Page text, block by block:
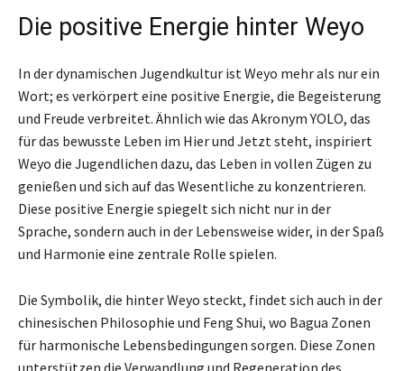
Die positive Energie hinter Weyo
In der dynamischen Jugendkultur ist Weyo mehr als nur ein
Wort; es verkörpert eine positive Energie, die Begeisterung
und Freude verbreitet. Ähnlich wie das Akronym YOLO, das
für das bewusste Leben im Hier und Jetzt steht, inspiriert
Weyo die Jugendlichen dazu, das Leben in vollen Zügen zu
genießen und sich auf das Wesentliche zu konzentrieren.
Diese positive Energie spiegelt sich nicht nur in der
Sprache, sondern auch in der Lebensweise wider, in der Spaß
und Harmonie eine zentrale Rolle spielen.
Die Symbolik, die hinter Weyo steckt, findet sich auch in der
chinesischen Philosophie und Feng Shui, wo Bagua Zonen
für harmonische Lebensbedingungen sorgen. Diese Zonen
unterstützen die Verwandlung und Regeneration des